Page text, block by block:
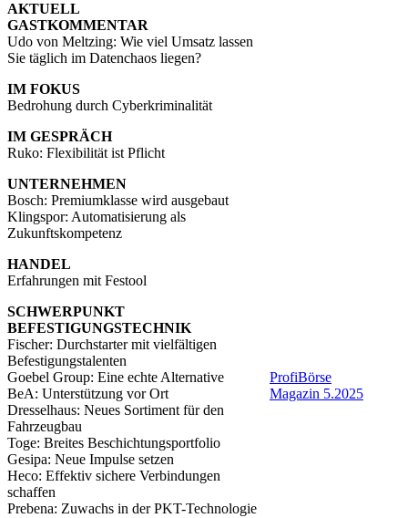
AKTUELL
GASTKOMMENTAR
Udo von Meltzing: Wie viel Umsatz lassen
Sie täglich im Datenchaos liegen?
IM FOKUS
Bedrohung durch Cyberkriminalität
IM GESPRÄCH
Ruko: Flexibilität ist Pflicht
UNTERNEHMEN
Bosch: Premiumklasse wird ausgebaut
Klingspor: Automatisierung als
Zukunftskompetenz
HANDEL
Erfahrungen mit Festool
SCHWERPUNKT
BEFESTIGUNGSTECHNIK
Fischer: Durchstarter mit vielfältigen
Befestigungstalenten
Goebel Group: Eine echte Alternative
BeA: Unterstützung vor Ort
Dresselhaus: Neues Sortiment für den
Fahrzeugbau
Toge: Breites Beschichtungsportfolio
Gesipa: Neue Impulse setzen
Heco: Effektiv sichere Verbindungen
schaffen
Prebena: Zuwachs in der PKT-Technologie
ProfiBörse
Magazin 5.2025